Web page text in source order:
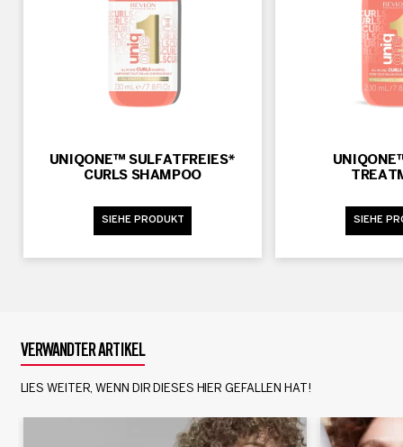
UNIQONE™ SULFATFREIES*
CURLS SHAMPOO
SIEHE PRODUKT SIEHE
VERWANDTER ARTIKEL
LIES WEITER, WENN DIR DIESES HIER GEFALLEN HAT!